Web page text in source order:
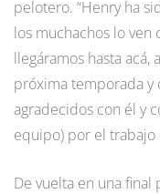
pelotero. “Henry ha
los muchachos lo ven
llegáramos hasta acá,
próxima temporada y
agradecidos con él y
equipo) por el trabajo
De vuelta en una